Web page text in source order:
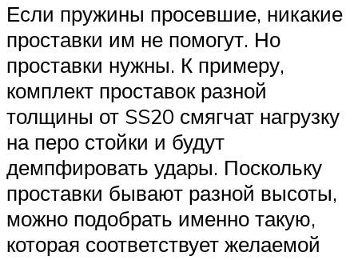
Если пружины просевшие, никакие
проставки им не помогут. Но
проставки нужны. К примеру,
комплект проставок разной
толщины от SS20 смягчат нагрузку
на перо стойки и будут
демпфировать удары. Поскольку
проставки бывают разной высоты,
можно подобрать именно такую,
которая соответствует желаемой